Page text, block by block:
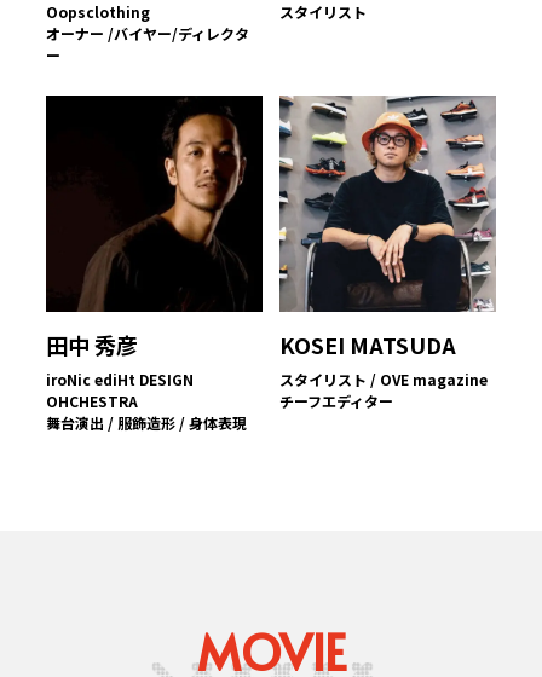
Oopsclothing
オーナー /バイヤー/ディレクタ
ー
スタイリスト
田中 秀彦
iroNic ediHt DESIGN
OHCHESTRA
舞台演出 / 服飾造形 / 身体表現
KOSEI MATSUDA
スタイリスト / OVE magazine
チーフエディター
MOVIE